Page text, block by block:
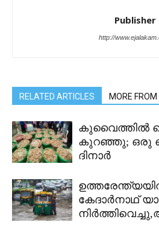
Publisher
http://
RELATED ARTICLES MORE
കുവൈത്തിൽ
കുറഞ്ഞു; ഒരു
ദിനാർ
കേദാർനാഥ്